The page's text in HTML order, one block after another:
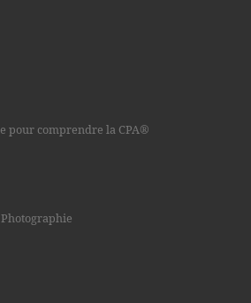
pour comprendre la CPA®